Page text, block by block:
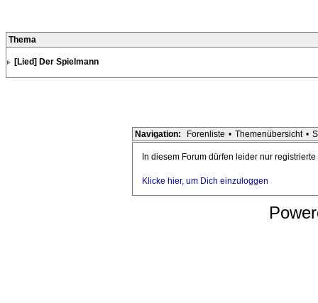
Thema
[Lied] Der Spielmann
Navigation: Forenliste • Themenübersicht •
In diesem Forum dürfen leider nur
Klicke hier, um Dich einzuloggen